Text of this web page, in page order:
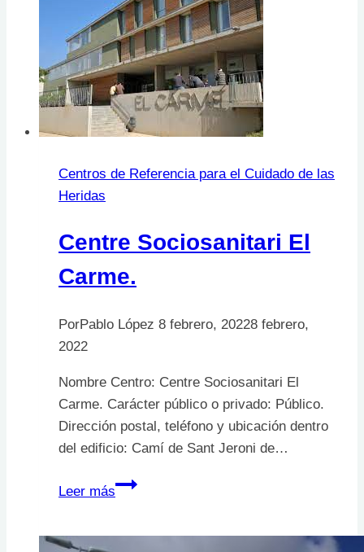
Santa
Creu
de
Vic
Centros de Referencia para el Cuidado de las
Heridas
Centre Sociosanitari El
Carme.
PorPablo López 8 febrero, 20228 febrero,
2022
Nombre Centro: Centre Sociosanitari El
Carme. Carácter público o privado: Público.
Dirección postal, teléfono y ubicación dentro
del edificio: Camí de Sant Jeroni de…
Leer más
Centre